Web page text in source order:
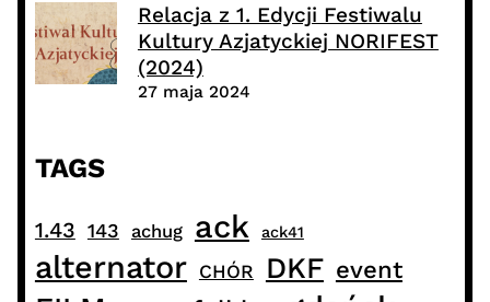
Relacja z 1. Edycji Festiwalu
Kultury Azjatyckiej NORIFEST
(2024)
27 maja 2024
TAGS
1.43 143 achug ack ack41
alternator CHÓR DKF event